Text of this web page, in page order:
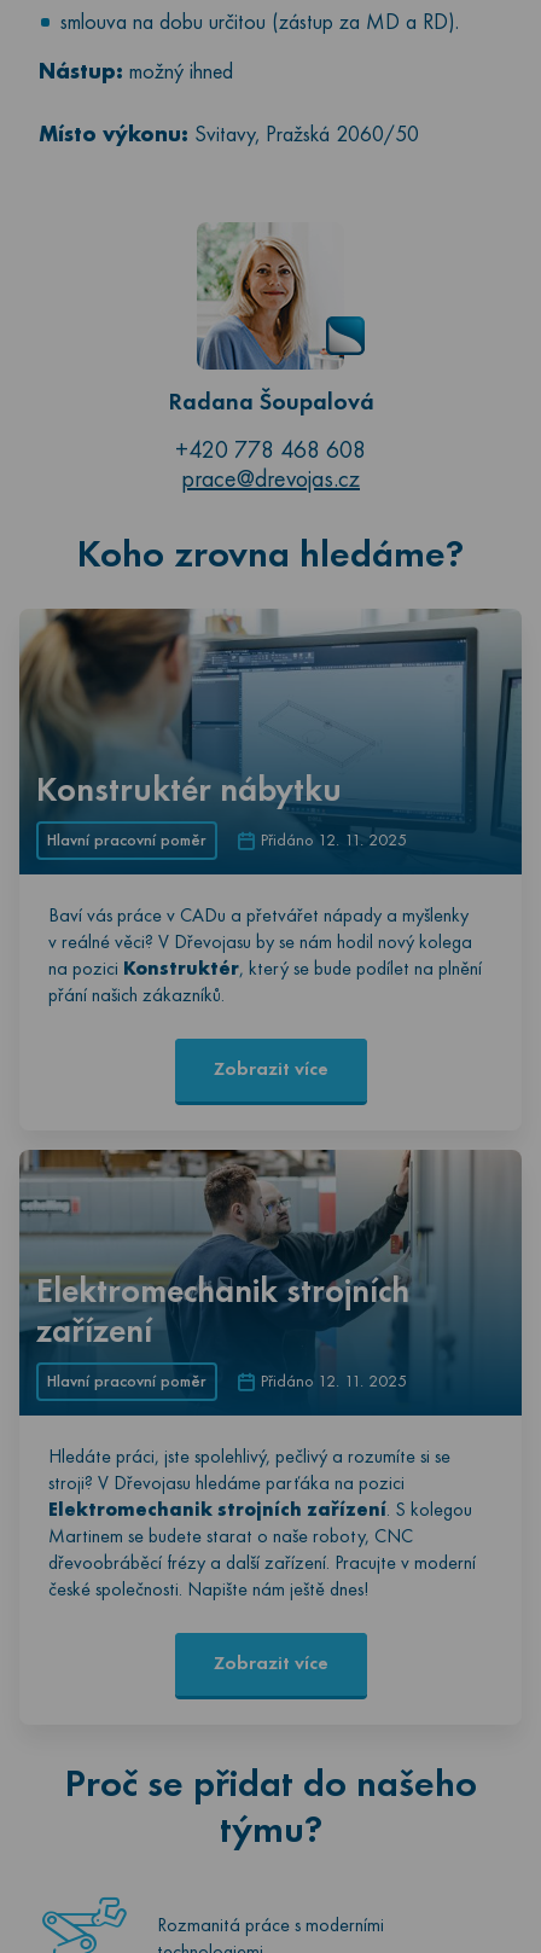
smlouva na dobu určitou (zástup za MD a RD).
Nástup: možný ihned
Místo výkonu: Svitavy, Pražská 2060/50
Radana Šoupalová
+420 778 468 608
prace@drevojas.cz
Koho zrovna hledáme?
Konstruktér nábytku
Hlavní pracovní poměr Přidáno 12. 11. 2025
Baví vás práce v CADu a přetvářet nápady a myšlenky
v reálné věci? V Dřevojasu by se nám hodil nový kolega
na pozici Konstruktér, který se bude podílet na plnění
přání našich zákazníků.
Zobrazit více
Elektromechanik strojních
zařízení
Hlavní pracovní poměr Přidáno 12. 11. 2025
Hledáte práci, jste spolehlivý, pečlivý a rozumíte si se
stroji? V Dřevojasu hledáme parťáka na pozici
Elektromechanik strojních zařízení. S kolegou
Martinem se budete starat o naše roboty, CNC
dřevoobráběcí frézy a další zařízení. Pracujte v moderní
české společnosti. Napište nám ještě dnes!
Zobrazit více
Proč se přidat do našeho
týmu?
Rozmanitá práce s moderními